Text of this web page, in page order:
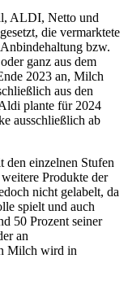
ALDI, Netto und
die vermarktete
bzw.
ganz aus dem
2023 an, Milch
aus den
plante für 2024
ausschließlich ab
einzelnen Stufen
Produkte der
nicht gelabelt, da
spielt und auch
50 Prozent seiner
an
Milch wird in